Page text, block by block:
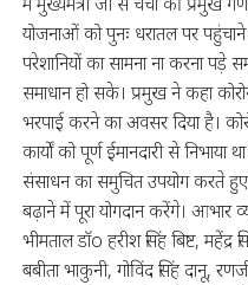
योजनाओं को पुनः धरातल पर
परेशानियों का सामना ना करना
समाधान हो सके। प्रमुख ने कहा
भरपाई करने का अवसर दिया है।
कार्यों को पूर्ण ईमानदारी से
संसाधन का समुचित उपयोग करते
बढ़ाने में पूरा योगदान करेंगे। आभार
भीमताल डॉo हरीश सिंह बिष्ट, महेंद्र
बबीता भाकुनी, गोविंद सिंह दानू,